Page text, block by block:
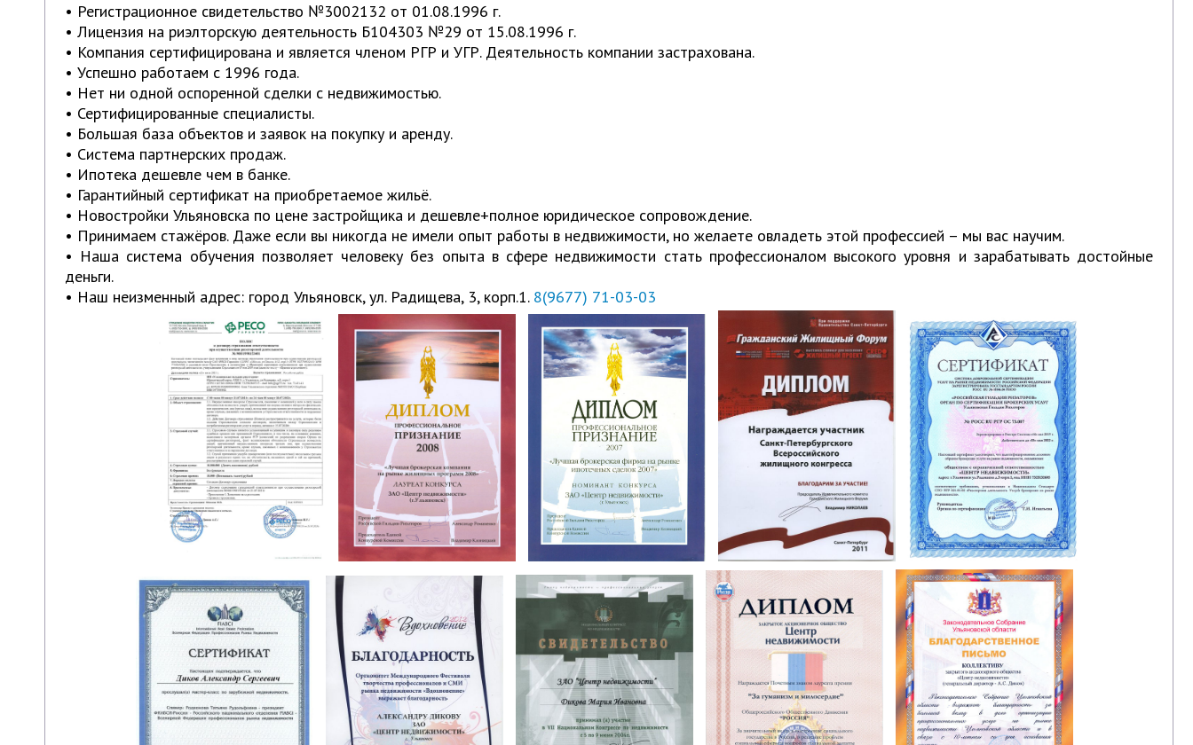
• Регистрационное свидетельство №3002132 от 01.08.1996 г.
• Лицензия на риэлторскую деятельность Б104303 №29 от 15.08.1996 г.
• Компания сертифицирована и является членом РГР и УГР. Деятельность компании застрахована.
• Успешно работаем с 1996 года.
• Нет ни одной оспоренной сделки с недвижимостью.
• Сертифицированные специалисты.
• Большая база объектов и заявок на покупку и аренду.
• Система партнерских продаж.
• Ипотека дешевле чем в банке.
• Гарантийный сертификат на приобретаемое жильё.
• Новостройки Ульяновска по цене застройщика и дешевле+полное юридическое сопровождение.
• Принимаем стажёров. Даже если вы никогда не имели опыт работы в недвижимости, но желаете овладеть этой профессией – мы вас научим.
• Наша система обучения позволяет человеку без опыта в сфере недвижимости стать профессионалом высокого уровня и зарабатывать достойные
деньги.
• Наш неизменный адрес: город Ульяновск, ул. Радищева, 3, корп.1. 8(9677) 71-03-03